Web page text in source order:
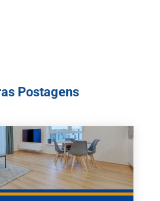
Postagens